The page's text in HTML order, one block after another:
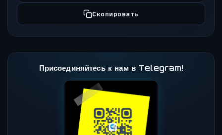
Скопировать
Присоединяйтесь к нам в Telegram!